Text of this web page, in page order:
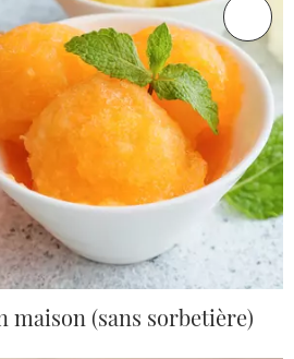
maison (sans sorbetière)